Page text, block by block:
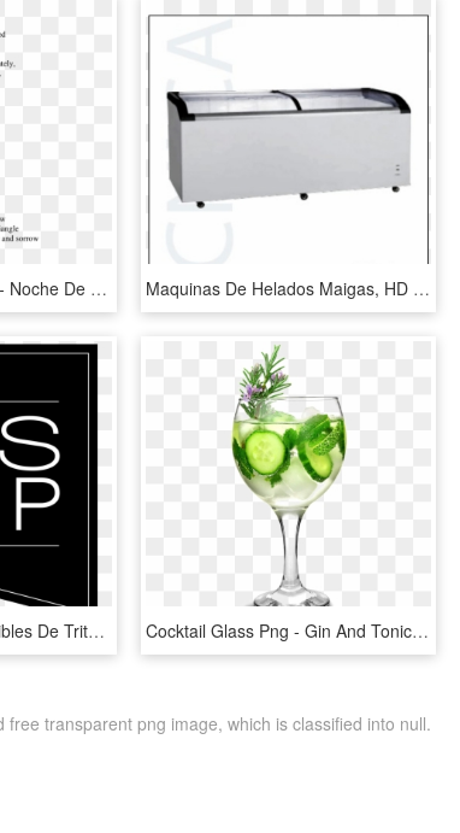
Ithaca Winter For Png - Noche De Copas Una Noche Loca Letra, Transparent Png Maquinas De Helados Maigas, HD Png Download
Copas Y Vasos Irrompibles De Tritan - Poster, HD Png Download Cocktail Glass Png - Gin And Tonic Copa Glass, Transparent Png
transparent png image, which is classified into null.